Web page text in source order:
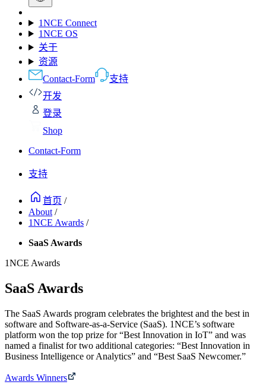
1NCE Connect
1NCE OS
关于
资源
Contact-Form
支持
开发
登录
Shop
Contact-Form
支持
首页 /
About /
1NCE Awards /
SaaS Awards
1NCE Awards
SaaS Awards
The SaaS Awards program celebrates the brightest and the best in
software and Software-as-a-Service (SaaS). 1NCE’s software
platform won the top prize for “Best Innovation in IoT” and was
named a finalist for two additional categories: “Best Innovation in
Business Intelligence or Analytics” and “Best SaaS Newcomer.”
Awards Winners